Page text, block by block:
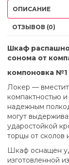
ОПИСАНИЕ
ОТЗЫВОВ (0)
Шкаф
сонома от
компоновка №1
Локер —
компактностью
надежным
могут
ударостойкой
торцы от сколов
Шкаф оснащен
изготовленной